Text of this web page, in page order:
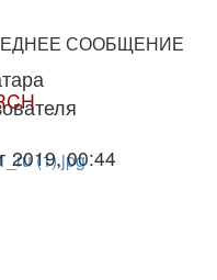
СООБЩЕНИЕ
2019, 00:44